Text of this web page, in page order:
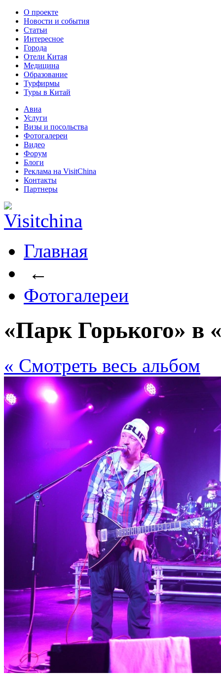
О проекте
Новости и события
Статьи
Интересное
Города
Отели Китая
Медицина
Образование
Турфирмы
Туры в Китай
Авиа
Услуги
Визы и посольства
Фотогалереи
Видео
Форум
Блоги
Реклама на VisitChina
Контакты
Партнеры
Главная
←
Фотогалереи
«Парк Горького» в
« Cмотреть весь альбом